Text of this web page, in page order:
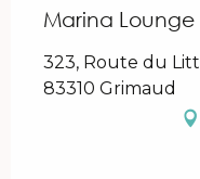
Marina Lounge
323, Route du
83310 Grimaud